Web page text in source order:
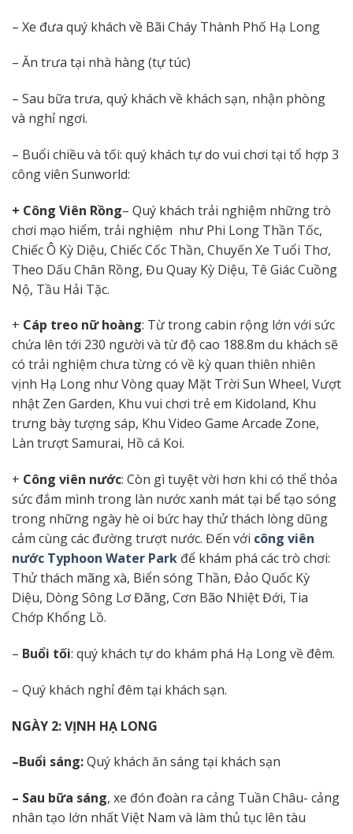
– Xe đưa quý khách về Bãi Cháy Thành Phố Hạ Long
– Ăn trưa tại nhà hàng (tự túc)
– Sau bữa trưa, quý khách về khách sạn, nhận phòng
và nghỉ ngơi.
– Buổi chiều và tối: quý khách tự do vui chơi tại tổ hợp 3
công viên Sunworld:
+ Công Viên Rồng– Quý khách trải nghiệm những trò
chơi mạo hiểm, trải nghiệm như Phi Long Thần Tốc,
Chiếc Ô Kỳ Diệu, Chiếc Cốc Thần, Chuyến Xe Tuổi Thơ,
Theo Dấu Chân Rồng, Đu Quay Kỳ Diệu, Tê Giác Cuồng
Nộ, Tầu Hải Tặc.
+ Cáp treo nữ hoàng: Từ trong cabin rộng lớn với sức
chứa lên tới 230 người và từ độ cao 188.8m du khách sẽ
có trải nghiệm chưa từng có về kỳ quan thiên nhiên
vịnh Hạ Long như Vòng quay Mặt Trời Sun Wheel, Vượt
nhật Zen Garden, Khu vui chơi trẻ em Kidoland, Khu
trưng bày tượng sáp, Khu Video Game Arcade Zone,
Làn trượt Samurai, Hồ cá Koi.
+ Công viên nước: Còn gì tuyệt vời hơn khi có thể thỏa
sức đắm mình trong làn nước xanh mát tại bể tạo sóng
trong những ngày hè oi bức hay thử thách lòng dũng
cảm cùng các đường trượt nước. Đến với công viên
nước Typhoon Water Park để khám phá các trò chơi:
Thử thách mãng xà, Biển sóng Thần, Đảo Quốc Kỳ
Diệu, Dòng Sông Lơ Đãng, Cơn Bão Nhiệt Đới, Tia
Chớp Khổng Lồ.
– Buổi tối: quý khách tự do khám phá Hạ Long về đêm.
– Quý khách nghỉ đêm tại khách sạn.
NGÀY 2: VỊNH HẠ LONG
–Buổi sáng:Quý khách ăn sáng tại khách sạn
– Sau bữa sáng, xe đón đoàn ra cảng Tuần Châu- cảng
nhân tạo lớn nhất Việt Nam và làm thủ tục lên tàu